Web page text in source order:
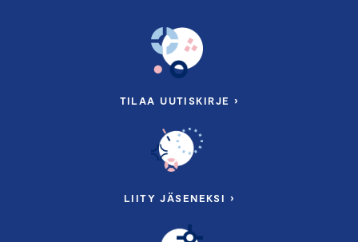
TILAA UUTISKIRJE ›
LIITY JÄSENEKSI ›